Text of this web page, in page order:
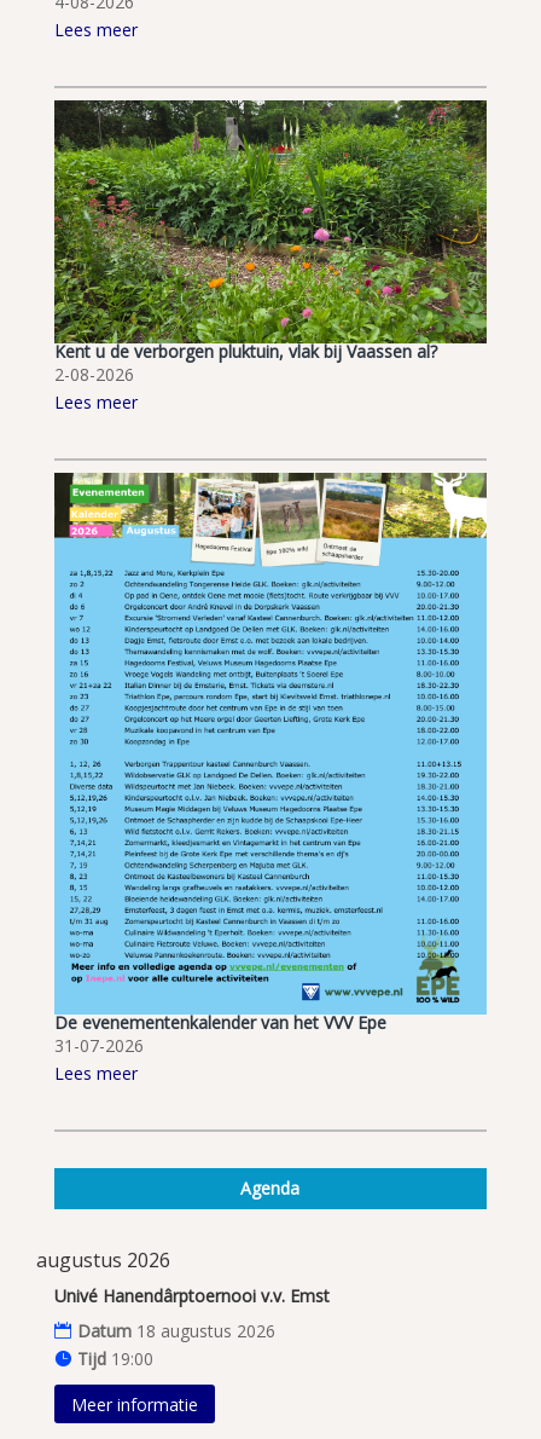
Lees meer
Kent u de verborgen pluktuin, vlak bij Vaassen al?
2-08-2026
Lees meer
De evenementenkalender van het VVV Epe
31-07-2026
Lees meer
Agenda
augustus 2026
Univé Hanendârptoernooi v.v. Emst
Datum 18 augustus 2026
Tijd 19:00
Meer informatie